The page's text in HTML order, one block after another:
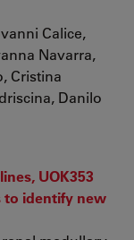
Calice,
Navarra,
Cristina
Danilo
UOK353
to identify new